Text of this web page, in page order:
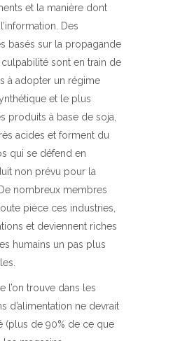
et la manière dont
Des
basés sur la propagande
sont en train de
à adopter un régime
et le plus
produits à base de soja,
acides et forment du
qui se défend en
non prévu pour la
nombreux membres
pièce ces industries,
et deviennent riches
humains un pas plus
l’on trouve dans les
d’alimentation ne devrait
(plus de 90% de ce que